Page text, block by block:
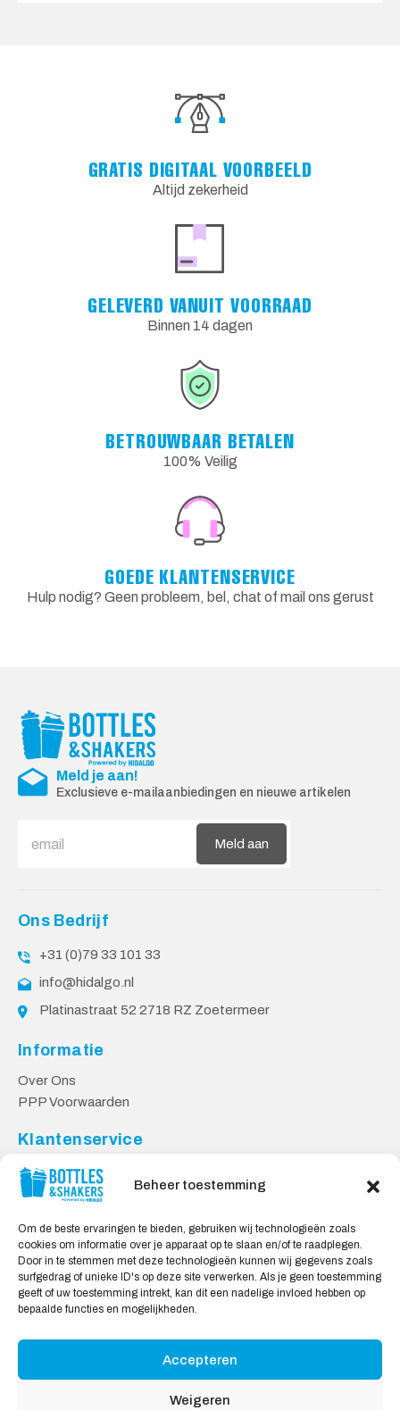
Beheer toestemming
Om de beste ervaringen te bieden, gebruiken wij technologieën zoals
cookies om informatie over je apparaat op te slaan en/of te raadplegen.
Door in te stemmen met deze technologieën kunnen wij gegevens zoals
surfgedrag of unieke ID's op deze site verwerken. Als je geen toestemming
geeft of uw toestemming intrekt, kan dit een nadelige invloed hebben op
bepaalde functies en mogelijkheden.
Accepteren
Weigeren
GRATIS DIGITAAL VOORBEELD
Altijd zekerheid
GELEVERD VANUIT VOORRAAD
Binnen 14 dagen
BETROUWBAAR BETALEN
100% Veilig
GOEDE KLANTENSERVICE
Hulp nodig? Geen probleem, bel, chat of mail ons gerust
Meld je aan!
Exclusieve e-mailaanbiedingen en nieuwe artikelen
Meld aan
Ons Bedrijf
+31 (0)79 33 101 33
info@hidalgo.nl
Platinastraat 52 2718 RZ Zoetermeer
Informatie
Over Ons
PPP Voorwaarden
Klantenservice
Contact
Levering & Retourneren
Veilig Shoppen
My account
Winkelwagen